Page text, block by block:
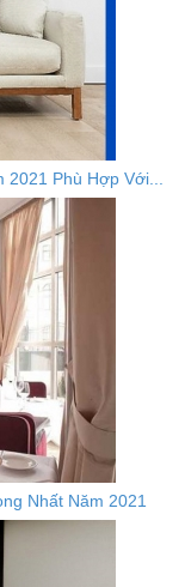
Phù Hợp Với...
Nhất Năm 2021